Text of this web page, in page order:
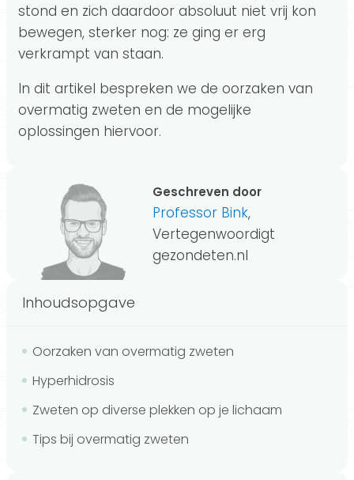
stond en zich daardoor absoluut niet vrij kon
bewegen, sterker nog: ze ging er erg
verkrampt van staan.
In dit artikel bespreken we de oorzaken van
overmatig zweten en de mogelijke
oplossingen hiervoor.
Geschreven door
Professor Bink,
Vertegenwoordigt
gezondeten.nl
Inhoudsopgave
Oorzaken van overmatig zweten
Hyperhidrosis
Zweten op diverse plekken op je lichaam
Tips bij overmatig zweten